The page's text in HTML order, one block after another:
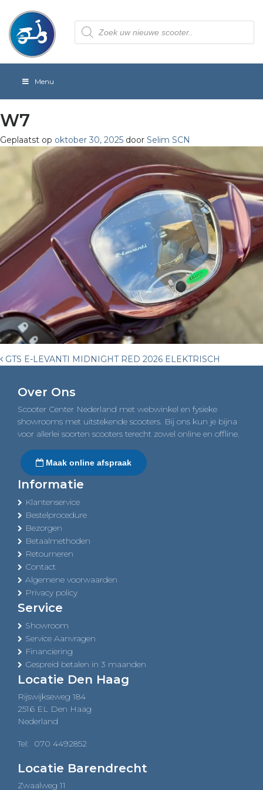
Producten
zoeken
Menu
W7
Geplaatst op oktober 30, 2025 door Selim SCN
Post
navigation
GTS E-LEVANTI MIDNIGHT RED 2026 ELEKTRISCH
Over Ons
Scooter Center Nederland met webwinkel en fysieke
showrooms met uitstekende scooters. Bij ons kun je bijna
voor allerlei soorten scooters terecht zowel online en offline.
Maak online afspraak
Informatie
Klantenservice
Bestelprocedure
Bezorgen
Betaalmethoden
Retourneren
Contact
Algemene voorwaarden
Privacy policy
Service
Showroom
Service Aanvragen
Financiering
Gespreid betalen in 3 maanden
Locatie Den Haag
Rijswijkseweg 184
2516 EL Den Haag
Nederland
Tel: 070 4492852
Locatie Barendrecht
Zwaalweg 11